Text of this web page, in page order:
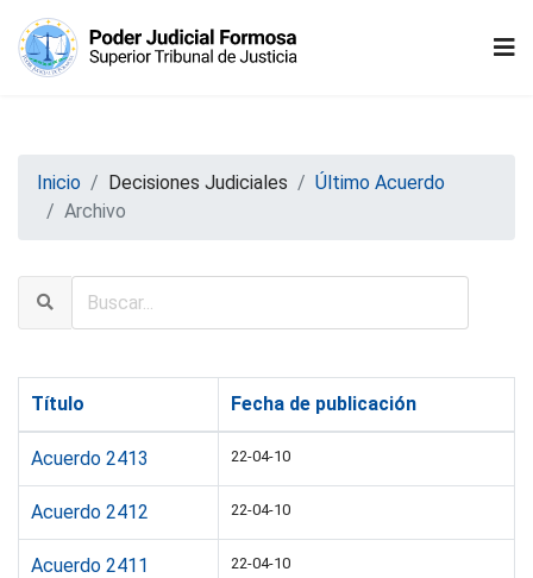
Inicio Decisiones Judiciales
Último Acuerdo
Archivo
Título Fecha de publicación
Acuerdo 2413 22-04-10
Acuerdo 2412 22-04-10
Acuerdo 2411 22-04-10